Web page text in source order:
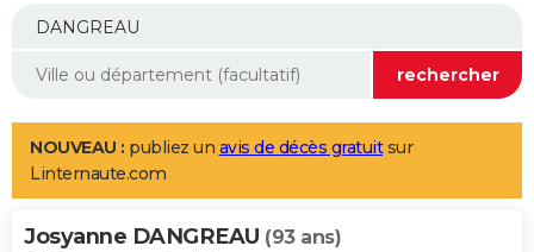
Mobiles
Meilleur smartphone
Internet
Ordinateurs
Jeux vidéo
Guide high-tech
Aménagement intérieur
LIFESTYLE
Art de vivre
Bien-être
Loisirs
Mode
Modes de vie
Alimentation
Guide de la santé
Maladies
Médicaments
Sommeil
VOYAGE
NOUVEAU : publiez un avis de décès gratuitsur
Linternaute.com
Josyanne DANGREAU (93 ans)